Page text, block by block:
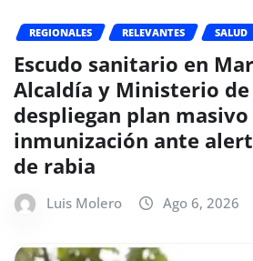
REGIONALES RELEVANTES SALUD
Escudo sanitario en
Alcaldía y Ministerio de
despliegan plan masivo
inmunización ante
de rabia
Luis Molero Ago 6, 2026